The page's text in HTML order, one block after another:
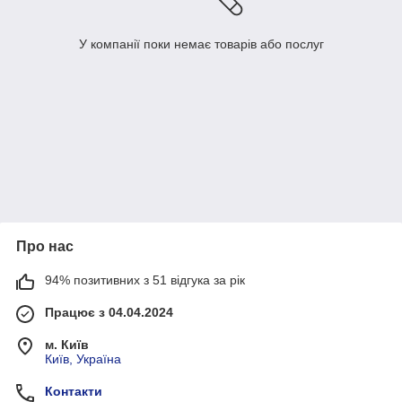
У компанії поки немає товарів або послуг
Про нас
94% позитивних з 51 відгука за рік
Працює з 04.04.2024
м. Київ
Київ, Україна
Контакти